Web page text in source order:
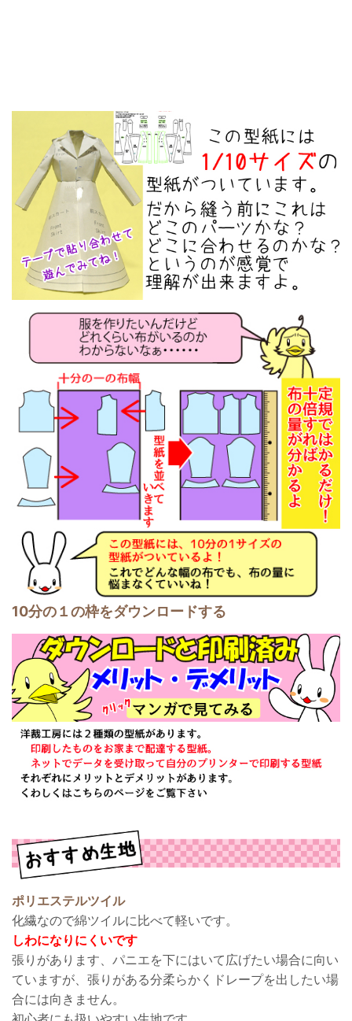
10分の１の枠をダウンロードする
ポリエステルツイル
化繊なので綿ツイルに比べて軽いです。
しわになりにくいです
張りがあります、パニエを下にはいて広げたい場合に向い
ていますが、張りがある分柔らかくドレープを出したい場
合には向きません。